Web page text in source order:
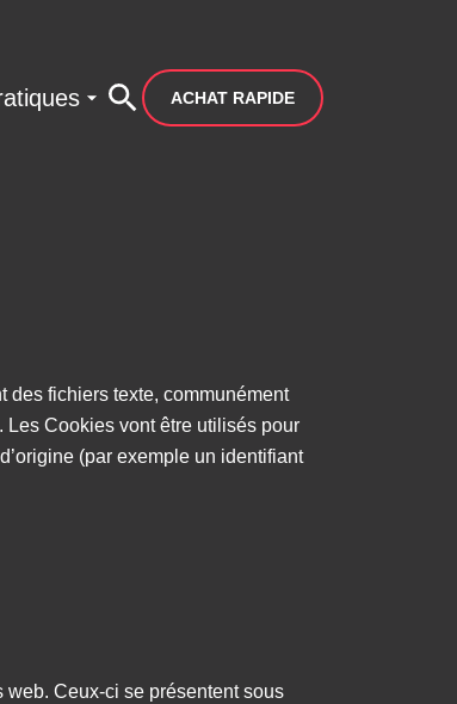
ACHAT RAPIDE
des fichiers texte, communément
Cookies vont être utilisés pour
(par exemple un identifiant
Ceux-ci se présentent sous